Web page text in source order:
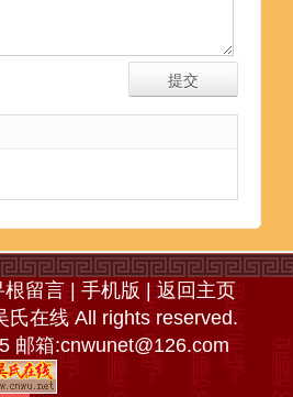
根留言| 手机版
返回主页
在线 All rights reserved.
邮箱:cnwunet@126.com